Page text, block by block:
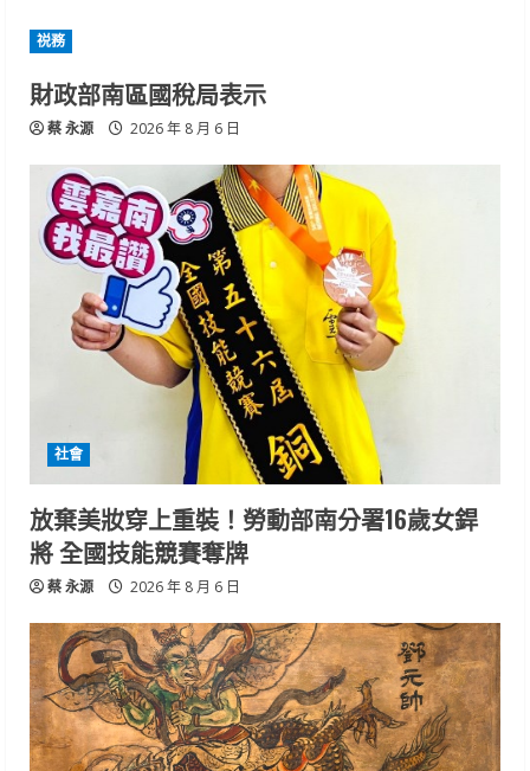
祱務
財政部南區國稅局表示
蔡 永源 2026 年 8 月 6 日
社會
放棄美妝穿上重裝！勞動部南分署16歲女銲
將 全國技能競賽奪牌
蔡 永源 2026 年 8 月 6 日